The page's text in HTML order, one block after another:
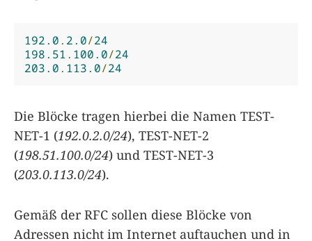
192.0. 2.0/24
198.51. 100.0/24
203.0. 113.0/24
Die Blöcke tragen hierbei die Namen TEST-
NET-1 (192.0.2.0/24), TEST-NET-2
(198.51.100.0/24) und TEST-NET-3
(203.0.113.0/24).
Gemäß der RFC sollen diese Blöcke von
Adressen nicht im Internet auftauchen und in